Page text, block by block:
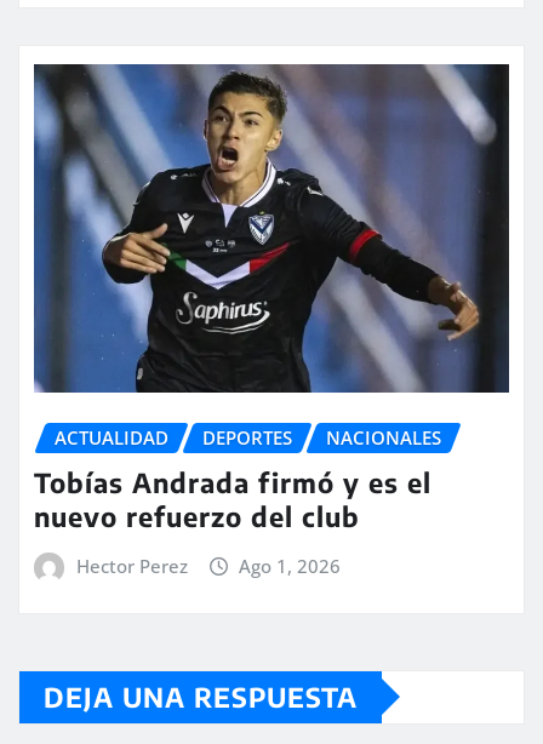
ACTUALIDAD DEPORTES NACIONALES
Tobías Andrada firmó y es el
nuevo refuerzo del club
Hector Perez Ago 1, 2026
DEJA UNA RESPUESTA